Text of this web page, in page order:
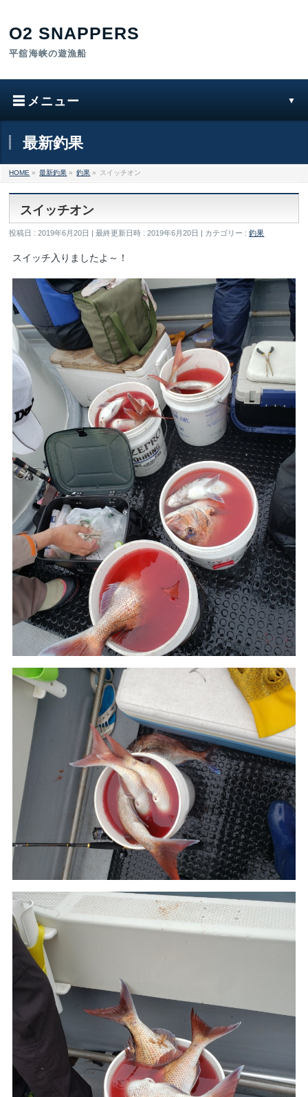
最新釣果
HOME » 最新釣果 » 釣果 » スイッチオン
スイッチオン
投稿日 : 2019年6月20日 最終更新日時 : 2019年6月20日 カテゴリー :釣果
スイッチ入りましたよ～！